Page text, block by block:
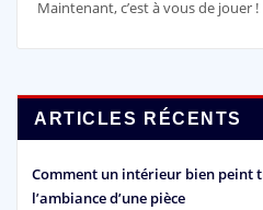
Maintenant, c’est à vous de jouer !
ARTICLES RÉCENTS
Comment un intérieur bien peint
l’ambiance d’une pièce